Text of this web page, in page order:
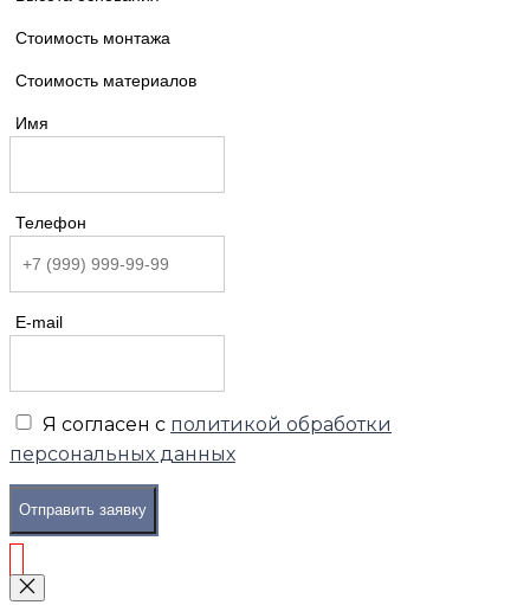
Стоимость монтажа
Стоимость материалов
Имя
Телефон
E-mail
Я согласен с политикой обработки
персональных данных
Отправить заявку